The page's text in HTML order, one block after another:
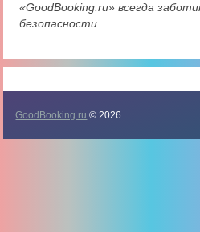
«GoodBooking.ru» всегда
безопасности.
GoodBooking.ru © 2026